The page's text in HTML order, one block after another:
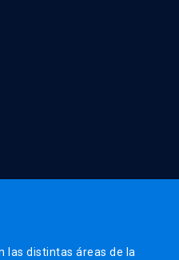
las distintas áreas de la